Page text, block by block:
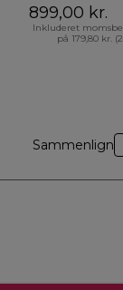
899,00 kr.
Inkluderet
på 179,80 kr.
Sammenlign